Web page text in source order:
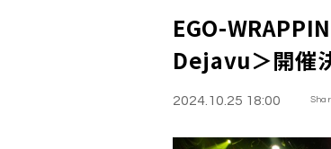
EGO-
Dejavu＞開催
2024.10.25 18:00